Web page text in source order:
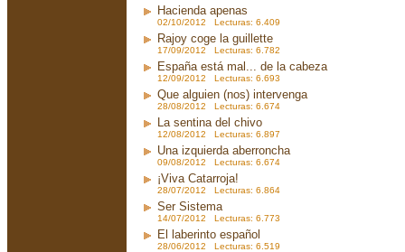
Hacienda apenas
02/10/2012 Lecturas: 6.409
Rajoy coge la guillette
17/09/2012 Lecturas: 6.782
España está mal... de la cabeza
12/09/2012 Lecturas: 6.693
Que alguien (nos) intervenga
28/08/2012 Lecturas: 6.674
La sentina del chivo
12/08/2012 Lecturas: 6.897
Una izquierda aberroncha
09/08/2012 Lecturas: 6.674
¡Viva Catarroja!
28/07/2012 Lecturas: 6.864
Ser Sistema
14/07/2012 Lecturas: 6.773
El laberinto español
28/06/2012 Lecturas: 6.519